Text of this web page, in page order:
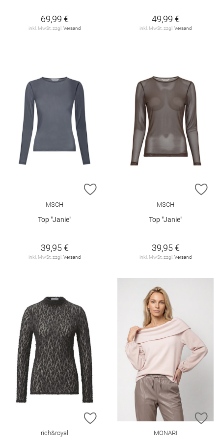
69,99 €
inkl. MwSt. zzgl. Versand
49,99 €
inkl. MwSt. zzgl. Versand
ZUR WUNSCHLISTE HINZUFÜGEN
MSCH
Top "Janie"
39,95 €
inkl. MwSt. zzgl. Versand
MSCH
Top "Janie"
39,95 €
inkl. MwSt. zzgl. Versand
ZUR WUNSCHLISTE HINZUFÜGEN
rich&royal MONARI